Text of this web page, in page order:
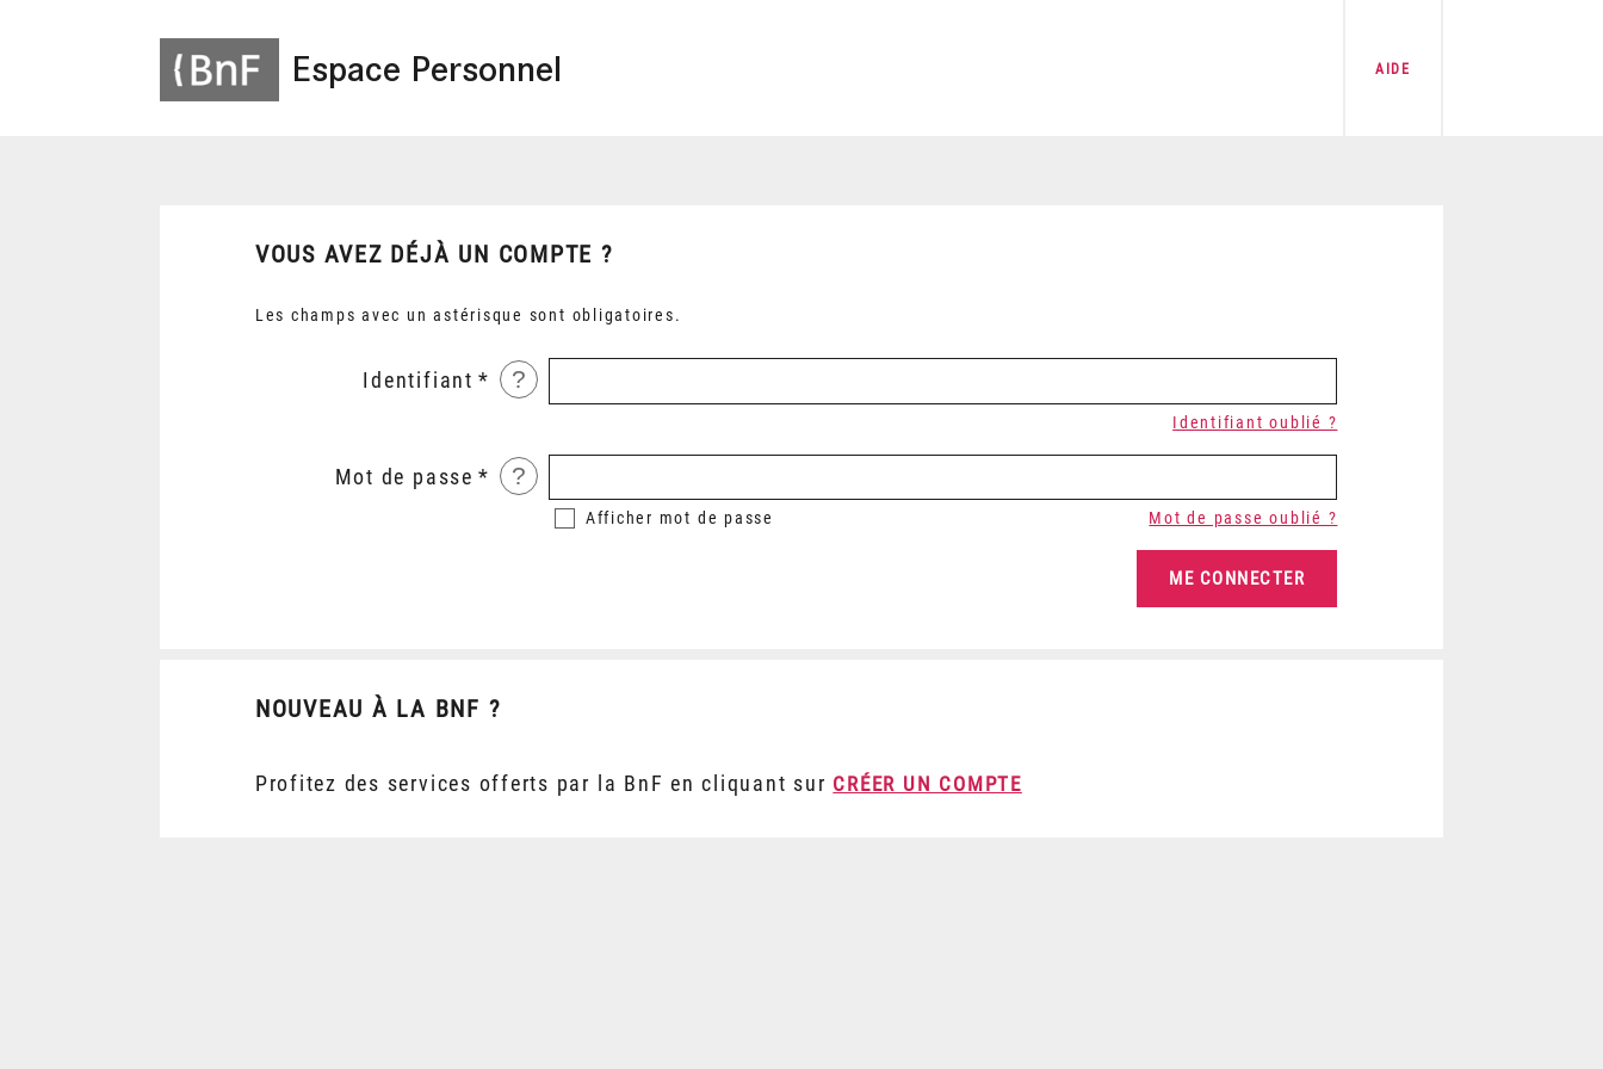
Espace Personnel AIDE
VOUS AVEZ DÉJÀ UN COMPTE ?
Les champs avec un astérisque sont obligatoires.
Identifiant ?
Identifiant oublié ?
Mot de passe ?
Afficher mot de passe Mot de passe oublié ?
NOUVEAU À LA BNF ?
Profitez des services offerts par la BnF en cliquant sur CRÉER UN COMPTE